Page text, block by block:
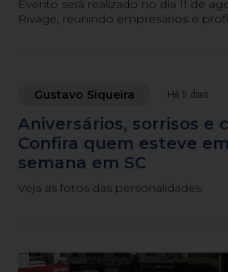
Evento será realizado no dia 11 de
Rivage, reunindo empresários e
Gustavo Siqueira Há 5 dias
Aniversários, sorrisos e
Confira quem esteve
semana em SC
Veja as fotos das personalidades.